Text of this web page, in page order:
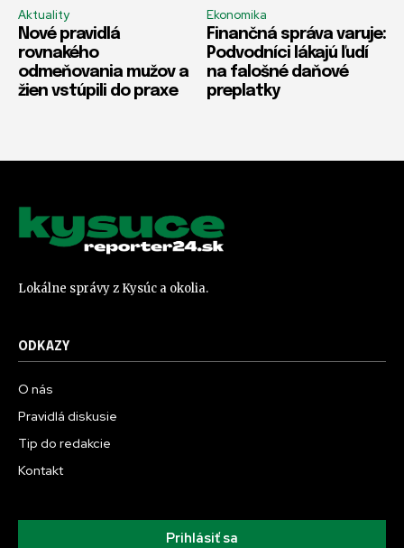
Aktuality
Nové pravidlá
rovnakého
odmeňovania mužov a
žien vstúpili do praxe
Ekonomika
Finančná správa varuje:
Podvodníci lákajú ľudí
na falošné daňové
preplatky
Lokálne správy z Kysúc a okolia.
ODKAZY
O nás
Pravidlá diskusie
Tip do redakcie
Kontakt
Prihlásiť sa